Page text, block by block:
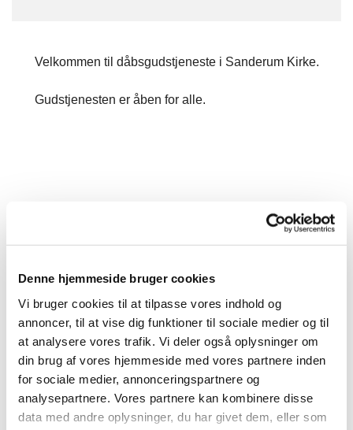
Denne hjemmeside bruger cookies
Vi bruger cookies til at tilpasse vores indhold og
annoncer, til at vise dig funktioner til sociale medier og til
at analysere vores trafik. Vi deler også oplysninger om
din brug af vores hjemmeside med vores partnere inden
for sociale medier, annonceringspartnere og
analysepartnere. Vores partnere kan kombinere disse
data med andre oplysninger, du har givet dem, eller som
Velkommen til dåbsgudstjeneste i Sanderum Kirke.
Gudstjenesten er åben for alle.